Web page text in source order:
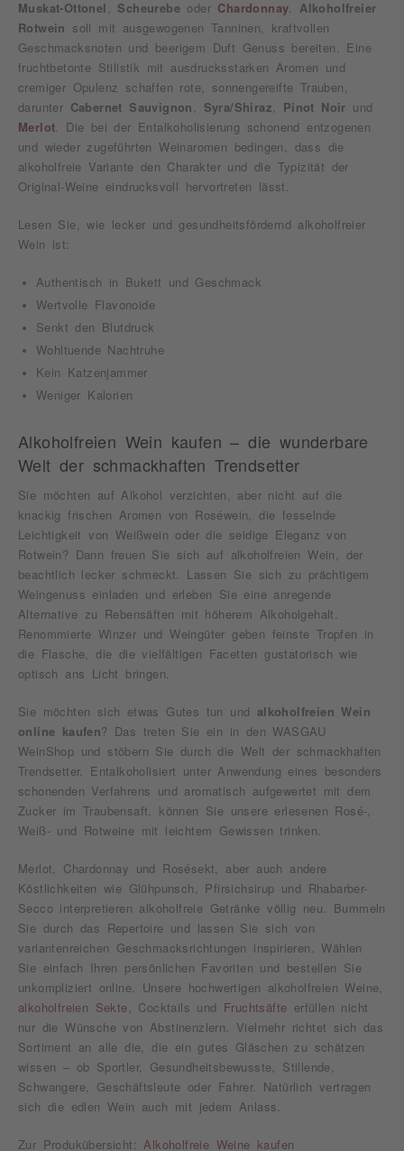
Muskat-Ottonel
Scheurebe oder Chardonnay
Alkoholfreier
Rotwein
soll mit ausgewogenen Tanninen, kraftvollen
Geschmacksnoten und beerigem Duft Genuss bereiten. Eine
fruchtbetonte Stilistik mit ausdrucksstarken Aromen und
cremiger Opulenz schaffen rote, sonnengereifte Trauben,
darunter
Cabernet Sauvignon Syra/Shiraz Pinot Noir und
Merlot . Die bei der Entalkoholisierung schonend entzogenen
und wieder zugeführten Weinaromen bedingen, dass die
alkoholfreie Variante den Charakter und die Typizität der
Original-Weine eindrucksvoll hervortreten lässt.
Lesen Sie, wie lecker und gesundheitsfördernd alkoholfreier
Wein ist:
Authentisch in Bukett und Geschmack
Wertvolle Flavonoide
Senkt den Blutdruck
Wohltuende Nachtruhe
Kein Katzenjammer
Weniger Kalorien
Alkoholfreien Wein kaufen – die wunderbare
Welt der schmackhaften Trendsetter
Sie möchten auf Alkohol verzichten, aber nicht auf die
knackig frischen Aromen von Roséwein, die fesselnde
Leichtigkeit von Weißwein oder die seidige Eleganz von
Rotwein? Dann freuen Sie sich auf alkoholfreien Wein, der
beachtlich lecker schmeckt. Lassen Sie sich zu prächtigem
Weingenuss einladen und erleben Sie eine anregende
Alternative zu Rebensäften mit höherem Alkoholgehalt.
Renommierte Winzer und Weingüter geben feinste Tropfen in
die Flasche, die die vielfältigen Facetten gustatorisch wie
optisch ans Licht bringen.
Sie möchten sich etwas Gutes tun und alkoholfreien Wein
online kaufen? Das treten Sie ein in den WASGAU
WeinShop und stöbern Sie durch die Welt der schmackhaften
Trendsetter. Entalkoholisiert unter Anwendung eines besonders
schonenden Verfahrens und aromatisch aufgewertet mit dem
Zucker im Traubensaft, können Sie unsere erlesenen Rosé-,
Weiß- und Rotweine mit leichtem Gewissen trinken.
Merlot, Chardonnay und Rosésekt, aber auch andere
Köstlichkeiten wie Glühpunsch, Pfirsichsirup und Rhabarber-
Secco interpretieren alkoholfreie Getränke völlig neu. Bummeln
Sie durch das Repertoire und lassen Sie sich von
variantenreichen Geschmacksrichtungen inspirieren. Wählen
Sie einfach Ihren persönlichen Favoriten und bestellen Sie
unkompliziert online. Unsere hochwertigen alkoholfreien Weine,
alkoholfreien Sekte , Cocktails und Fruchtsäfte erfüllen nicht
nur die Wünsche von Abstinenzlern. Vielmehr richtet sich das
Sortiment an alle die, die ein gutes Gläschen zu schätzen
wissen – ob Sportler, Gesundheitsbewusste, Stillende,
Schwangere, Geschäftsleute oder Fahrer. Natürlich vertragen
sich die edlen Wein auch mit jedem Anlass.
Zur Produkübersicht: Alkoholfreie Weine kaufen